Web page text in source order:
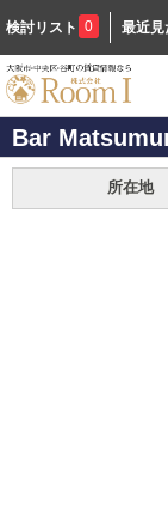
検討リスト 0 最近見
Bar
所在地